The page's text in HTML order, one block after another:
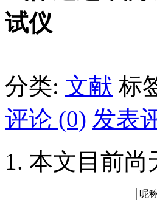
试仪
分类: 文献 标
评论 (0) 发表
本文目前尚
昵